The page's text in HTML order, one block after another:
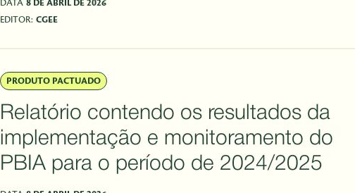
DATA 8 DE ABRIL DE 2026
EDITOR: CGEE
PRODUTO PACTUADO
Relatório contendo os resultados da
implementação e monitoramento do
PBIA para o período de 2024/2025